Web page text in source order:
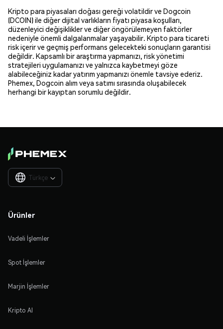
Kripto para piyasaları doğası gereği volatildir ve Dogcoin
(DCOIN) ile diğer dijital varlıkların fiyatı piyasa koşulları,
düzenleyici değişiklikler ve diğer öngörülemeyen faktörler
nedeniyle önemli dalgalanmalar yaşayabilir. Kripto para ticareti
risk içerir ve geçmiş performans gelecekteki sonuçların garantisi
değildir. Kapsamlı bir araştırma yapmanızı, risk yönetimi
stratejileri uygulamanızı ve yalnızca kaybetmeyi göze
alabileceğiniz kadar yatırım yapmanızı önemle tavsiye ederiz.
Phemex, Dogcoin alım veya satımı sırasında oluşabilecek
herhangi bir kayıptan sorumlu değildir.
Türkçe 
Ürünler
Vadeli İşlemler
Spot İşlemler
Marjin İşlemler
Kripto Al